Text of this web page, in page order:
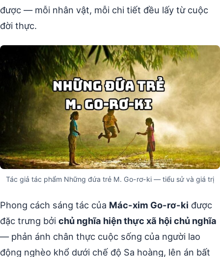
được — mỗi nhân vật, mỗi chi tiết đều lấy từ cuộc
đời thực.
Tác giả tác phẩm Những đứa trẻ M. Go-rơ-ki — tiểu sử và giá trị
Phong cách sáng tác của Mác-xim Go-rơ-ki được
đặc trưng bởi chủ nghĩa hiện thực xã hội chủ nghĩa
— phản ánh chân thực cuộc sống của người lao
động nghèo khổ dưới chế độ Sa hoàng, lên án bất